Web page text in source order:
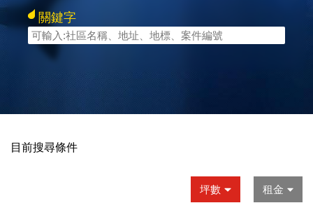
關鍵字
目前搜尋條件
坪數 租金